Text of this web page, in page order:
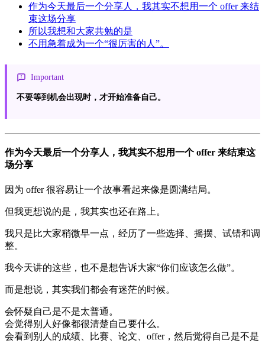
作为今天最后一个分享人，我其实不想用一个 offer 来结
束这场分享
所以我想和大家共勉的是
不用急着成为一个“很厉害的人”。
Important
不要等到机会出现时，才开始准备自己。
作为今天最后一个分享人，我其实不想用一个 offer 来结束这
场分享
因为 offer 很容易让一个故事看起来像是圆满结局。
但我更想说的是，我其实也还在路上。
我只是比大家稍微早一点，经历了一些选择、摇摆、试错和调
整。
我今天讲的这些，也不是想告诉大家“你们应该怎么做”。
而是想说，其实我们都会有迷茫的时候。
会怀疑自己是不是太普通。
会觉得别人好像都很清楚自己要什么。
会看到别人的成绩、比赛、论文、offer，然后觉得自己是不是